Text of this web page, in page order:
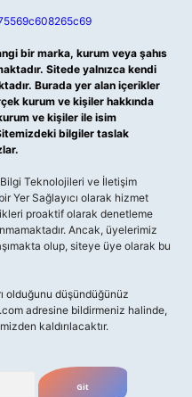
bir marka, kurum veya şahıs
Sitede yalnızca kendi
Burada yer alan içerikler
kurum ve kişiler hakkında
ve kişiler ile isim
bilgiler taslak
Teknolojileri ve İletişim
Yer Sağlayıcı olarak hizmet
proaktif olarak denetleme
Ancak, üyelerimiz
olup, siteye üye olarak bu
olduğunu düşündüğünüz
adresine bildirmeniz halinde,
kaldırılacaktır.